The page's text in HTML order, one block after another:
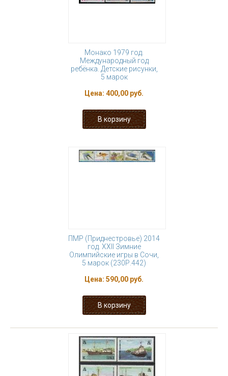
Монако 1979 год.
Международный год
ребёнка. Детские рисунки,
5 марок
Цена: 400,00 руб.
ПМР (Приднестровье) 2014
год. XXII Зимние
Олимпийские игры в Сочи,
5 марок (230Р.442)
Цена: 590,00 руб.